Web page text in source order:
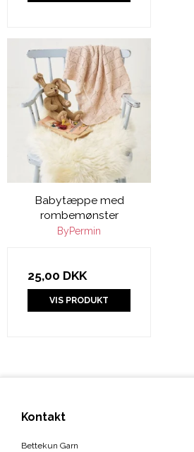
Babytæppe med
rombemønster
ByPermin
25,00 DKK
VIS PRODUKT
Kontakt
Bettekun Garn